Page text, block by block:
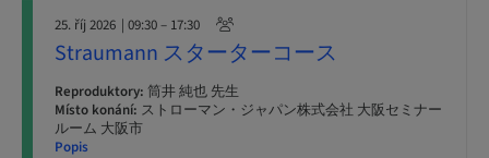
25. říj 2026 | 09:30 – 17:30
Straumann スターターコース
Reproduktory: 筒井 純也 先生
Místo konání: ストローマン・ジャパン株式会社 大阪セミナー
ルーム 大阪市
Popis